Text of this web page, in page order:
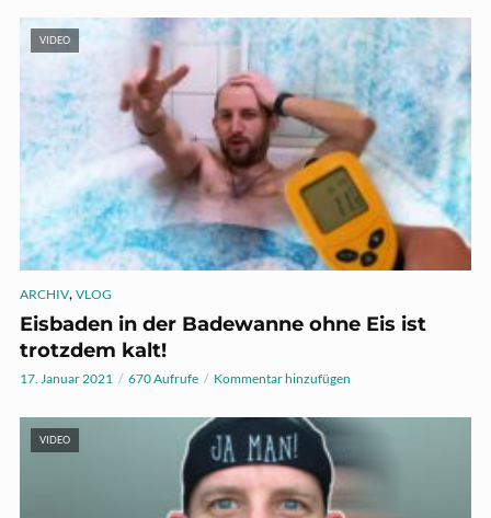
VIDEO
ARCHIV, VLOG
Eisbaden in der Badewanne ohne Eis ist
trotzdem kalt!
17. Januar 2021 670 Aufrufe Kommentar hinzufügen
VIDEO